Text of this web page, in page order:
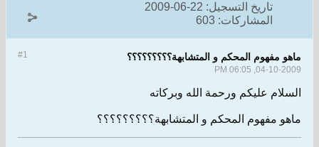
تاريخ التسجيل: 22-06-2009
المشاركات: 603
#1 ماهو مفهوم المحكم و المتشابهة؟؟؟؟؟؟؟؟؟
04-10-2009, 06:05 PM
السلام عليكم ورحمة الله وبركاته
ماهو مفهوم المحكم و المتشابهة؟؟؟؟؟؟؟؟؟